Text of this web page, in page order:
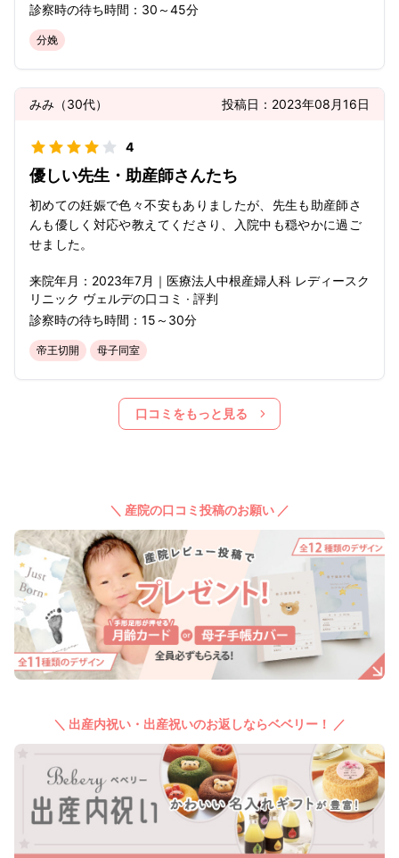
診察時の待ち時間： 30～45分
分娩
みみ （30代） 投稿日： 2023年08月16日
4
優しい先生・助産師さんたち
初めての妊娠で色々不安もありましたが、先生も助産師さ
んも優しく対応や教えてくださり、入院中も穏やかに過ご
せました。
来院年月： 2023年7月 ｜ 医療法人中根産婦人科 レディースク
リニック ヴェルデの口コミ · 評判
診察時の待ち時間： 15～30分
帝王切開 母子同室
口コミをもっと見る
＼ 産院の口コミ投稿のお願い ／
＼ 出産内祝い・出産祝いのお返しならベベリー！ ／